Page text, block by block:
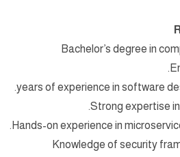
- Bachelor’s degree in
- Knowledge of security